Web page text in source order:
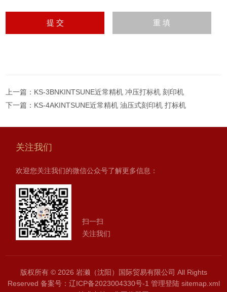
上一篇： KS-3BNKINTSUNE近常精机 冲压打标机 刻印机
下一篇： KS-4AKINTSUNE近常精机 油压式刻印机 打标机
关注我们
欢迎您关注我们的微信公众号了解更多信息：
扫一扫
关注我们
版权所有 © 2026 岩濑（沈阳）国际贸易有限公司 All Rights
Reserved 备案号：辽ICP备2023004330号-1 管理登陆 sitemap.xml